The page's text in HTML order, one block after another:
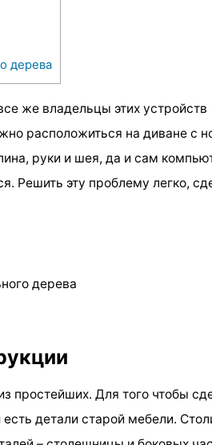
дерева
же владельцы этих устройств
расположиться на диване с
руки и шея, да и сам
Решить эту проблему легко,
дерева
простейших. Для того чтобы
детали старой мебели.